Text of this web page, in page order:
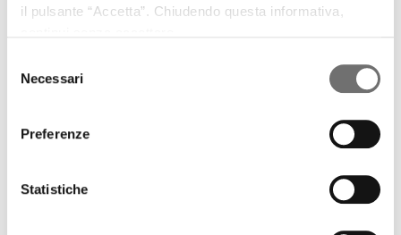
il pulsante “Accetta”. Chiudendo questa informativa,
delNecessari
Preferenze
Statistiche
Ascolta downloadPodcast